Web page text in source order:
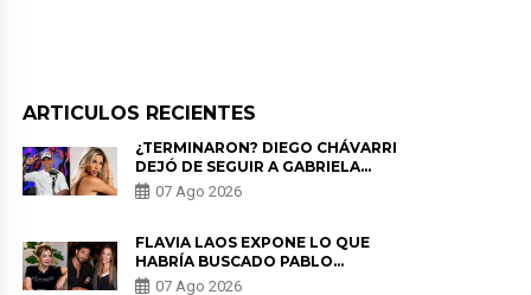
ARTICULOS RECIENTES
¿TERMINARON? DIEGO CHÁVARRI
DEJÓ DE SEGUIR A GABRIELA
HERRERA Y ANUNCIA SU SALIDA
DE PÓDCAST
07 Ago 2026
FLAVIA LAOS EXPONE LO QUE
HABRÍA BUSCADO PABLO
HEREDIA CON ALE FULLER: “UNA
07 Ago 2026